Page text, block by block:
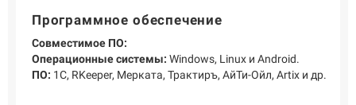
Программное обеспечение
Совместимое ПО:
Операционные системы: Windows, Linux и Android.
ПО: 1С, RKeeper, Мерката, Трактиръ, АйТи-Ойл, Artix и др.